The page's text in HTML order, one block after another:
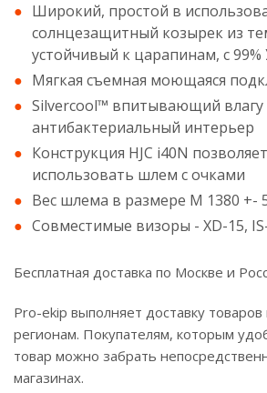
Широкий, простой в
солнцезащитный козырек из
устойчивый к царапинам, с
Мягкая съемная моющаяся
Silvercool™ впитывающий влагу
антибактериальный интерьер
Конструкция HJC i40N
использовать шлем с очками
Вес шлема в размере M 1380 +-
Совместимые визоры - XD-15,
Бесплатная доставка по Москве и
Pro-ekip выполняет доставку
регионам. Покупателям, которым
товар можно забрать
магазинах.